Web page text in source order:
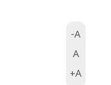
-A
A
+A